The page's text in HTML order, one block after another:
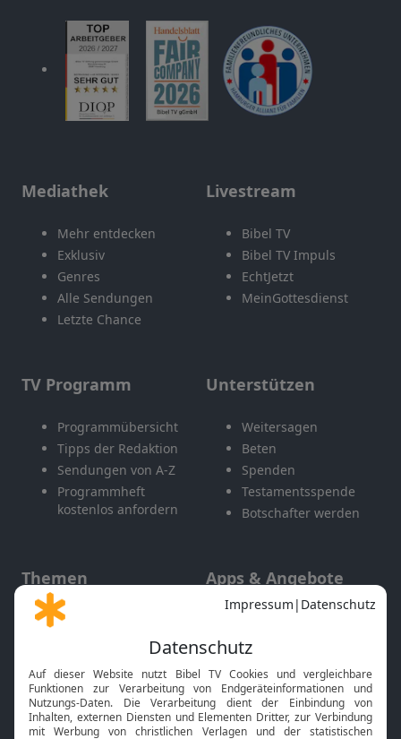
Mediathek
Mehr entdecken
Exklusiv
Genres
Alle Sendungen
Letzte Chance
Livestream
Bibel TV
Bibel TV Impuls
EchtJetzt
MeinGottesdienst
TV Programm
Programmübersicht
Tipps der Redaktion
Sendungen von A-Z
Programmheft
kostenlos anfordern
Unterstützen
Weitersagen
Beten
Spenden
Testamentsspende
Botschafter werden
Themen
Gott und Bibel erklärt
Neuigkeiten
Apps & Angebote
Mobile App
Smart TV
HbbTV
Bibelthek Online-Bibel